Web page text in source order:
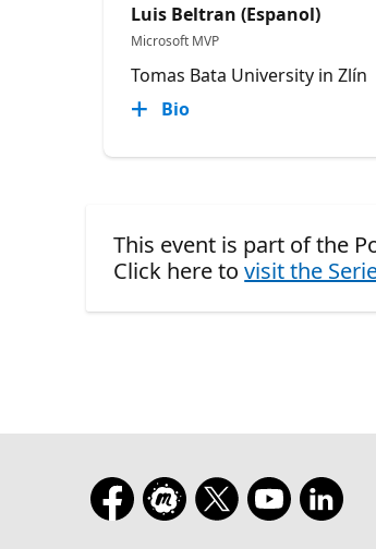
Luis Beltran (Espanol)
Microsoft MVP
Tomas Bata University in Zlín
Bio
This event is part of the
Click here tovisit the